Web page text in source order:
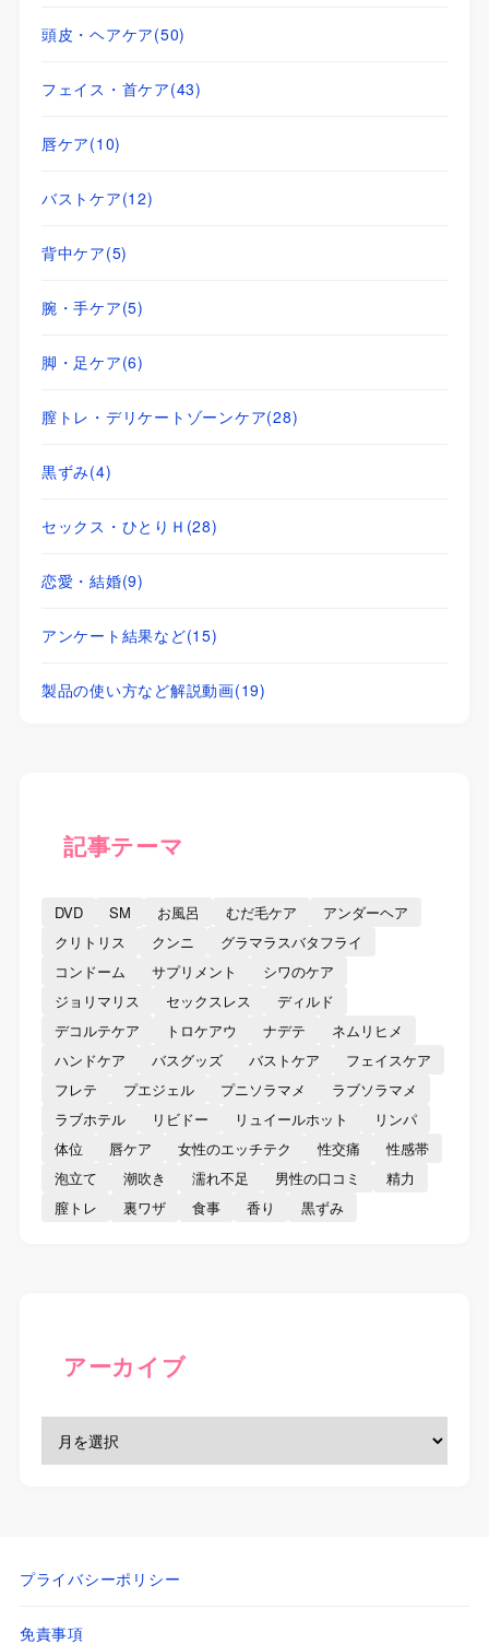
頭皮・ヘアケア(50)
フェイス・首ケア(43)
唇ケア(10)
バストケア(12)
背中ケア(5)
腕・手ケア(5)
脚・足ケア(6)
膣トレ・デリケートゾーンケア(28)
黒ずみ(4)
セックス・ひとりＨ (28)
恋愛・結婚(9)
アンケート結果など(15)
製品の使い方など解説動画(19)
記事テーマ
DVD SM お風呂 むだ毛ケア
アンダーヘア
クリトリス
クンニ
グラマラスバタフライ
コンドーム
サプリメント
シワのケア
ジョリマリス
セックスレス
ディルド
デコルテケア
トロケアウ ナデテ
ネムリヒメ
ハンドケア
バスグッズ バストケア
フェイスケア
フレテ
プエジェル プニソラマメ
ラブソラマメ
ラブホテル
リビドー リュイールホット
リンパ
体位
唇ケア 女性のエッチテク 性交痛
性感帯
泡立て
潮吹き 濡れ不足 男性の口コミ
精力
膣トレ
裏ワザ 食事 香り 黒ずみ
アーカイブ
プライバシーポリシー
免責事項